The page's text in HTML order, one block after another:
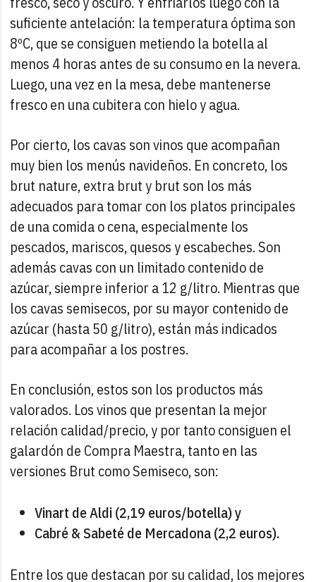
suficiente antelación: la temperatura óptima son
8ºC, que se consiguen metiendo la botella al
menos 4 horas antes de su consumo en la nevera.
Luego, una vez en la mesa, debe mantenerse
fresco en una cubitera con hielo y agua.
Por cierto, los cavas son vinos que acompañan
muy bien los menús navideños. En concreto, los
brut nature, extra brut y brut son los más
adecuados para tomar con los platos principales
de una comida o cena, especialmente los
pescados, mariscos, quesos y escabeches. Son
además cavas con un limitado contenido de
azúcar, siempre inferior a 12 g/litro. Mientras que
los cavas semisecos, por su mayor contenido de
azúcar (hasta 50 g/litro), están más indicados
para acompañar a los postres.
En conclusión, estos son los productos más
valorados. Los vinos que presentan la mejor
relación calidad/precio, y por tanto consiguen el
galardón de Compra Maestra, tanto en las
versiones Brut como Semiseco, son:
Vinart de Aldi (2,19 euros/botella) y
Cabré & Sabeté de Mercadona (2,2 euros).
Entre los que destacan por su calidad, los mejores